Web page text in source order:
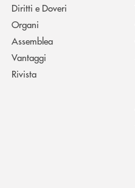
Diritti e Doveri
Organi
Assemblea
Vantaggi
Rivista